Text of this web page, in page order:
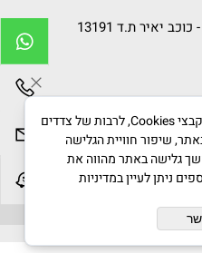
יאיר ת.ד 13191
לידיעתך, באתרנו נעשה שימוש בקבצי Cookies, לרבות של צדדים
שיפור חוויית הגלישה
גלישה באתר מהווה את
ניתן לעיין במדיניות